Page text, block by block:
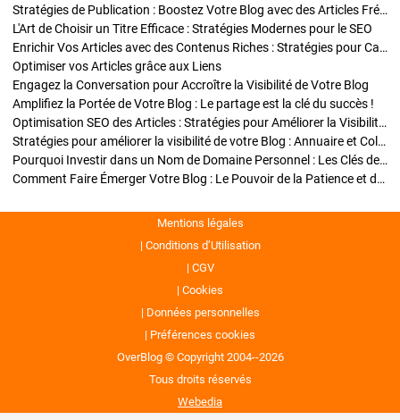
Stratégies de Publication : Boostez Votre Blog avec des Articles Fréquents et Exclusifs
L'Art de Choisir un Titre Efficace : Stratégies Modernes pour le SEO
Enrichir Vos Articles avec des Contenus Riches : Stratégies pour Captiver et Optimiser
Optimiser vos Articles grâce aux Liens
Engagez la Conversation pour Accroître la Visibilité de Votre Blog
Amplifiez la Portée de Votre Blog : Le partage est la clé du succès !
Optimisation SEO des Articles : Stratégies pour Améliorer la Visibilité de Votre Blog
Stratégies pour améliorer la visibilité de votre Blog : Annuaire et Collaborations
Pourquoi Investir dans un Nom de Domaine Personnel : Les Clés de la Réussite de Votre Blog
Comment Faire Émerger Votre Blog : Le Pouvoir de la Patience et de la Persévérance
Mentions légales
Conditions d’Utilisation
CGV
Cookies
Données personnelles
Préférences cookies
OverBlog © Copyright 2004--2026
Tous droits réservés
Webedia